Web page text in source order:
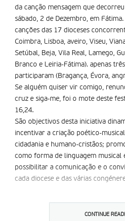
da canção mensagem que
sábado, 2 de Dezembro, em
canções das 17 dioceses
Coimbra, Lisboa, aveiro, Viseu,
Setúbal, Beja, Vila Real, Lamego,
Branco e Leiria-Fátima). apenas
participaram (Bragança, Évora,
Se alguém quiser vir comigo,
cruz e siga-me, foi o mote deste
16,24.
São objectivos desta iniciativa
incentivar a criação poético-
cidadania e humano-cristãos;
como forma de linguagem musical
possibilitar a comunicação e o
cada diocese e das várias
CONTINUE